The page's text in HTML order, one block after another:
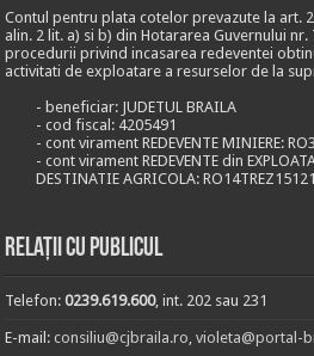
Contul pentru plata cotelor prevazute la art.
alin. 2 lit. a) si b) din Hotararea Guvernului
procedurii privind incasarea redeventei
activitati de exploatare a resurselor de la
- beneficiar: JUDETUL BRAILA
- cod fiscal: 4205491
- cont virament REDEVENTE MINIERE:
- cont virament REDEVENTE din
DESTINATIE AGRICOLA:
Relații cu publicul
Telefon:0239.619.600, int. 202 sau 231
E-mail:consiliu@cjbraila.ro ,violeta@portal-